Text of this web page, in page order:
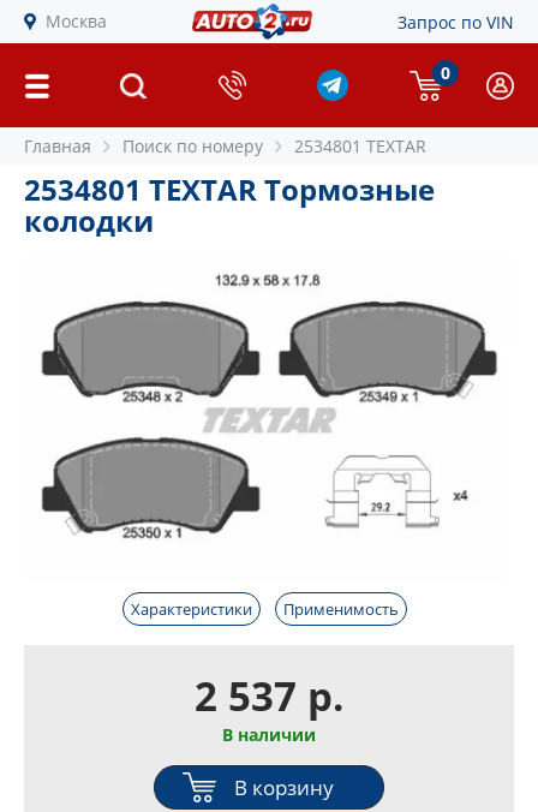
Москва Запрос по VIN
0
Главная Поиск по номеру 2534801 TEXTAR
2534801 TEXTAR Тормозные
колодки
Характеристики Применимость
2 537 р.
В наличии
В корзину